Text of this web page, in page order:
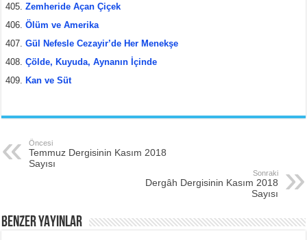
Zemheride Açan Çiçek
Ölüm ve Amerika
Gül Nefesle Cezayir’de Her Menekşe
Çölde, Kuyuda, Aynanın İçinde
Kan ve Süt
Öncesi
Temmuz Dergisinin Kasım 2018
Sayısı
Sonraki
Dergâh Dergisinin Kasım 2018
Sayısı
BENZER YAYINLAR